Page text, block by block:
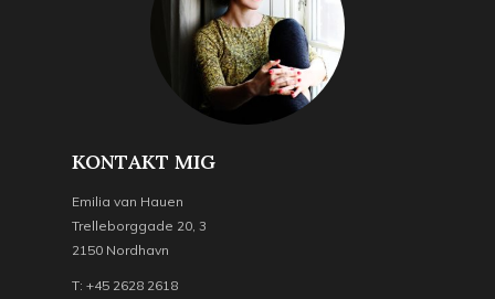
KONTAKT MIG
Emilia van Hauen
Trelleborggade 20, 3
2150 Nordhavn
T: +45 2628 2618